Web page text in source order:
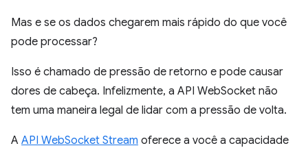
Mas e se os dados chegarem mais rápido do que você
pode processar?
Isso é chamado de pressão de retorno e pode causar
dores de cabeça. Infelizmente, a API WebSocket não
tem uma maneira legal de lidar com a pressão de volta.
A API WebSocket Stream oferece a você a capacidade